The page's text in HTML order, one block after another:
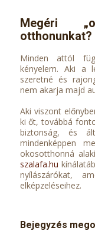
Megéri
otthonunkat?
Minden attól
kényelem. Aki a
szeretné és
nem akarja majd
Aki viszont
ki őt, továbbá
biztonság, és
mindenképpen
okosotthonná
szalafa.hu
nyílászárókat,
elképzeléseihez.
Bejegyzés